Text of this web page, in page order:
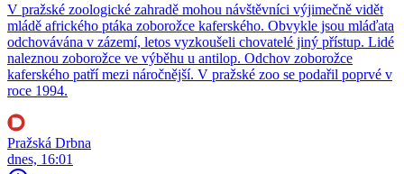
V pražské zoologické zahradě mohou návštěvníci výjimečně vidět
mládě afrického ptáka zoborožce kaferského. Obvykle jsou mláďata
odchovávána v zázemí, letos vyzkoušeli chovatelé jiný přístup. Lidé
naleznou zoborožce ve výběhu u antilop. Odchov zoborožce
kaferského patří mezi náročnější. V pražské zoo se podařil poprvé v
roce 1994.
Pražská Drbna
dnes, 16:01